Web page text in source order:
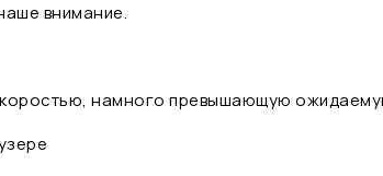
внимание.
намного превышающую